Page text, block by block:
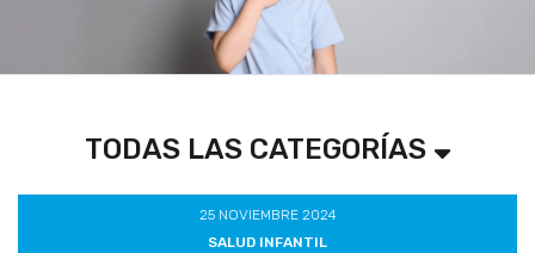
TODAS LAS CATEGORÍAS
25 NOVIEMBRE 2024
SALUD INFANTIL